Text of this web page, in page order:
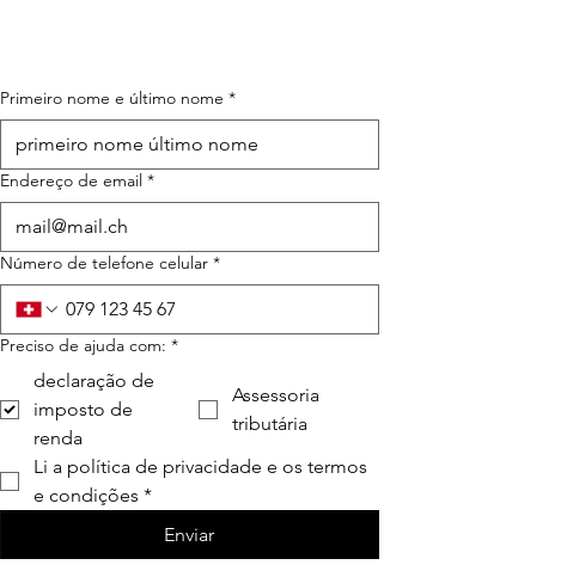
Primeiro nome e último nome *
Endereço de email *
Número de telefone celular *
Preciso de ajuda com: *
declaração de
imposto de
renda
Assessoria
tributária
Li a política de privacidade e os termos
e condições *
Enviar